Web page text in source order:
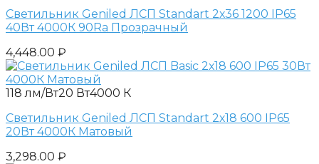
Светильник Geniled ЛСП Standart 2х36 1200 IP65
40Вт 4000К 90Ra Прозрачный
4,448.00 ₽
118 лм/Вт20 Вт4000 К
Светильник Geniled ЛСП Standart 2х18 600 IP65
20Вт 4000К Матовый
3,298.00 ₽